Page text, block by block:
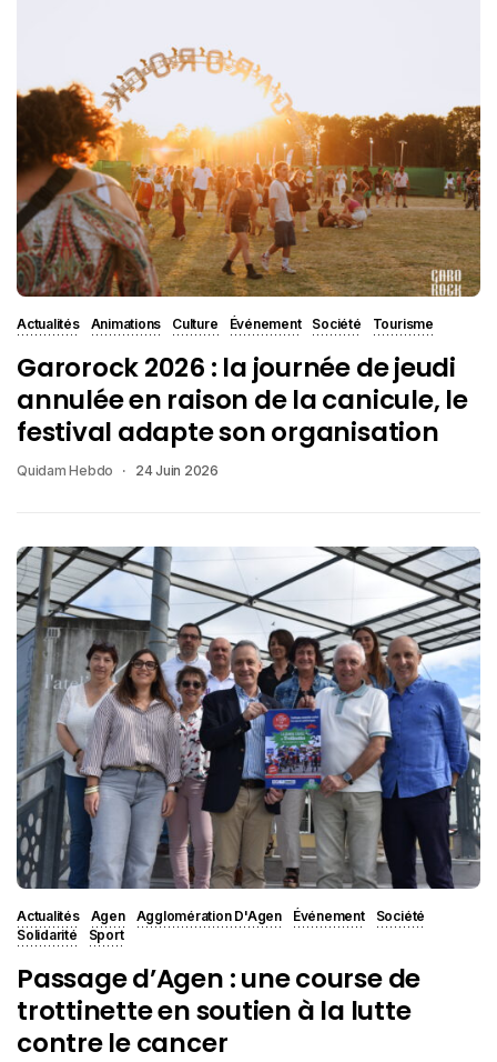
Actualités Animations Culture Événement Société Tourisme
Garorock 2026 : la journée de jeudi
annulée en raison de la canicule, le
festival adapte son organisation
Quidam Hebdo 24 Juin 2026
Actualités Agen Agglomération D'Agen Événement
Société
Solidarité
Sport
Passage d’Agen : une course de
trottinette en soutien à la lutte
contre le cancer